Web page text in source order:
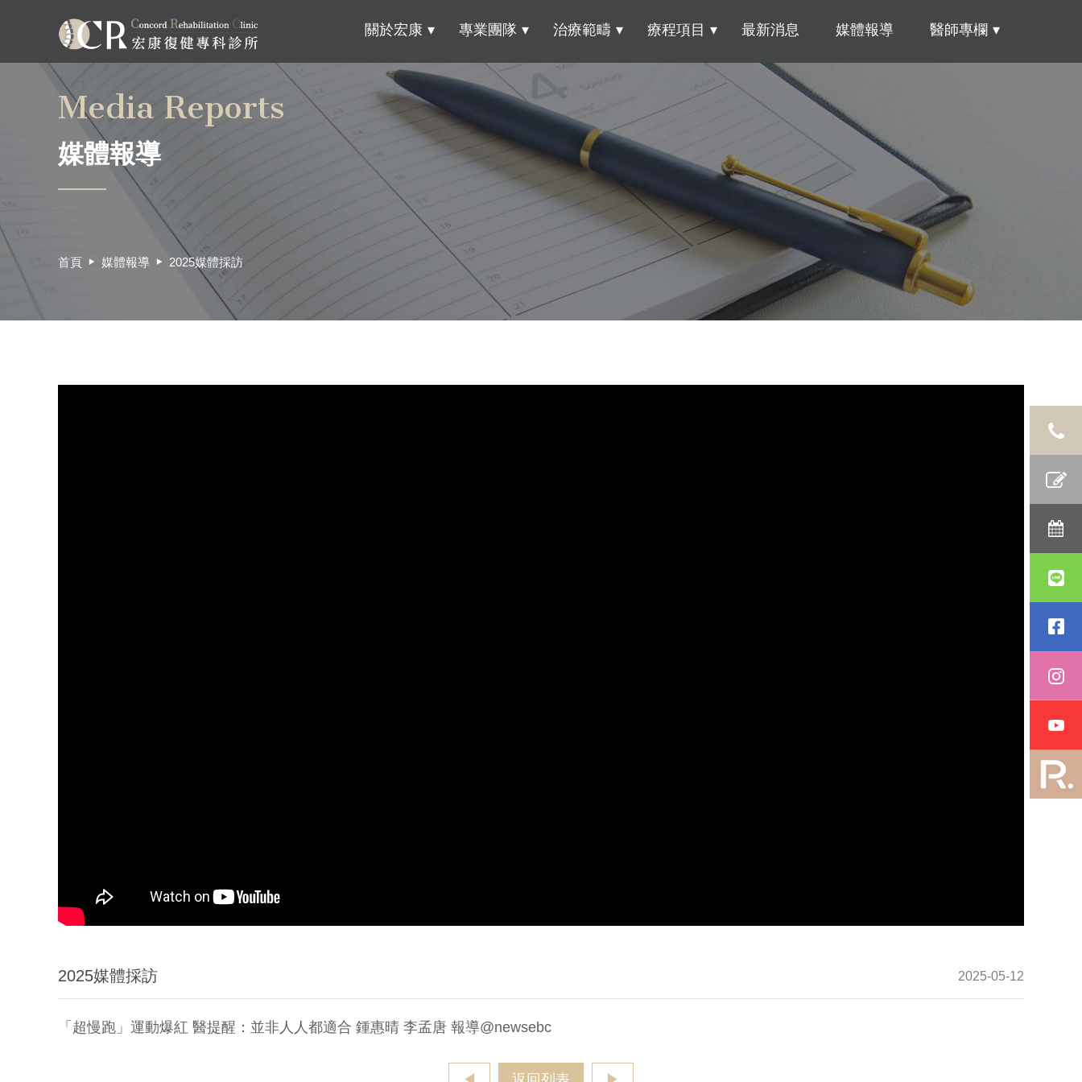
關於宏康 專業團隊 治療範疇 療程項目 最新消息 媒體報導 醫師專欄
Media Reports
媒體報導
首頁 媒體報導 2025媒體採訪
2025媒體採訪 2025-05-12
「超慢跑」運動爆紅 醫提醒：並非人人都適合 鍾惠晴 李孟唐 報導‪@newsebc‬